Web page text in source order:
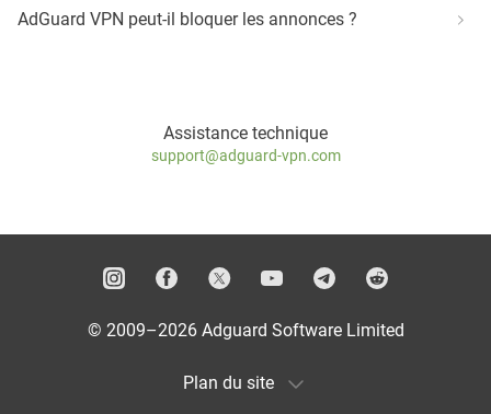
AdGuard VPN peut-il bloquer les annonces ?
Assistance technique
support@adguard-vpn.com
© 2009–2026 Adguard Software Limited
Plan du site